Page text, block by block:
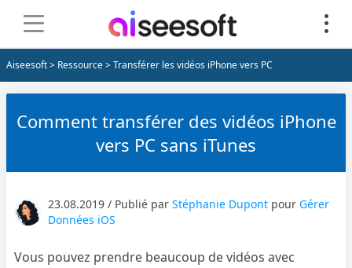
Aiseesoft> Ressource> Transférer les vidéos iPhone vers PC
Comment transférer des vidéos iPhone
vers PC sans iTunes
23.08.2019 / Publié parStéphanie Dupont pourGérer
Données iOS
Vous pouvez prendre beaucoup de vidéos avec